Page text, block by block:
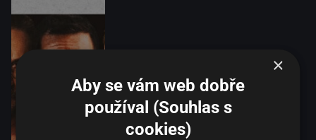
×
Aby se vám web dobře
používal (Souhlas s
cookies)